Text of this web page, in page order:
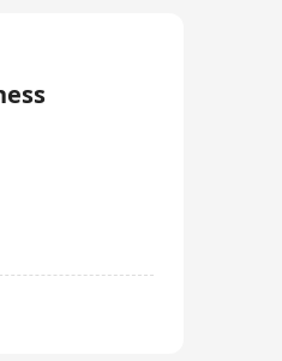
務籌劃、高端健康
命
位、高品質的家族
個性化需求，據此
風險管理及稅務籌
及教育等領域的頂
服務體驗。在此過
富穩健增長的同
加入HKAFO，積極